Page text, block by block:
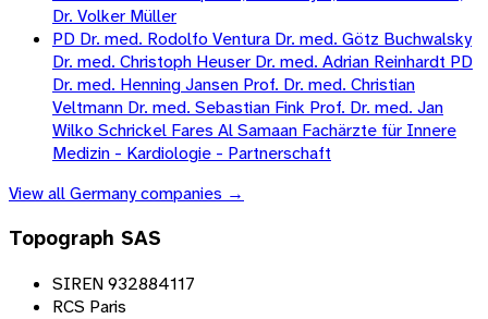
Dr. Volker Müller
PD Dr. med. Rodolfo Ventura Dr. med. Götz Buchwalsky
Dr. med. Christoph Heuser Dr. med. Adrian Reinhardt PD
Dr. med. Henning Jansen Prof. Dr. med. Christian
Veltmann Dr. med. Sebastian Fink Prof. Dr. med. Jan
Wilko Schrickel Fares Al Samaan Fachärzte für Innere
Medizin - Kardiologie - Partnerschaft
View allGermanycompanies →
Topograph SAS
SIREN 932884117
RCS Paris